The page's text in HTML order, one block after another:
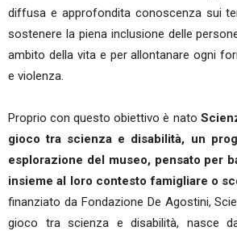
diffusa e approfondita conoscenza sui
sostenere la piena inclusione delle
ambito della vita e per allontanare ogni
e violenza.
Proprio con questo obiettivo è nato
gioco tra scienza e disabilità, un
esplorazione del museo, pensato per
insieme al loro contesto famigliare o
finanziato da Fondazione De Agostini,
gioco tra scienza e disabilità, nasce